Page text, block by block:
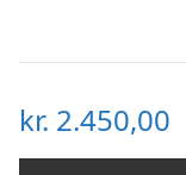
kr. 2.450,00